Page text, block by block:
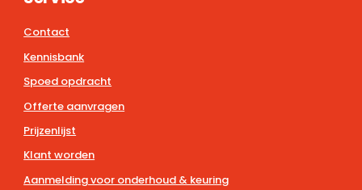
Contact
Kennisbank
Spoed opdracht
Offerte aanvragen
Prijzenlijst
Klant worden
Aanmelding voor onderhoud & keuring